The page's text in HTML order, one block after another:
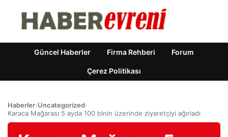
Güncel Haberler Firma Rehberi Forum
Çerez Politikası
Haberler›Uncategorized›
Karaca Mağarası 5 ayda 100 binin üzerinde ziyaretçiyi ağırladı